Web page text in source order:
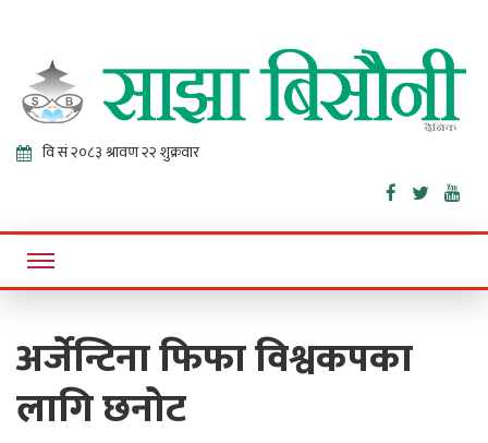
Sajha
Bisaunee
Online News Portal
अर्जेन्टिना फिफा विश्वकपका
लागि छनोट